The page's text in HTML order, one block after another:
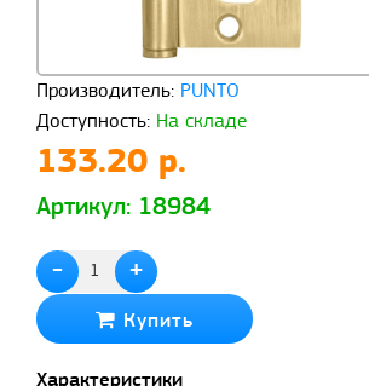
Производитель: PUNTO
Доступность: На складе
133.20 р.
Артикул: 18984
- +
Купить
Характеристики